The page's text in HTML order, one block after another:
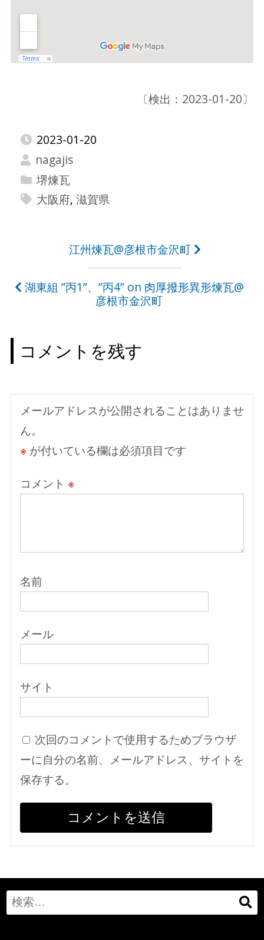
〔検出：2023-01-20〕
2023-01-20
nagajis
堺煉瓦
大阪府, 滋賀県
ナ
ゲ
ー
ョ
ン
江州煉瓦@彦根市金沢町
湖東組 ”丙1”、”丙4” on 肉厚撥形異形煉瓦@
彦根市金沢町
コメントを残す
メールアドレスが公開されることはありませ
ん。
※が付いている欄は必須項目です
コメント ※
名前
メール
サイト
次回のコメントで使用するためブラウザ
ーに自分の名前、メールアドレス、サイトを
保存する。
Search
for: